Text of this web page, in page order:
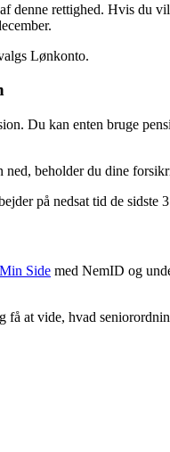
denne rettighed. Hvis du
Lønkonto.
Du kan enten bruge
beholder du dine
på nedsat tid de
Min Side med NemID og
få at vide, hvad